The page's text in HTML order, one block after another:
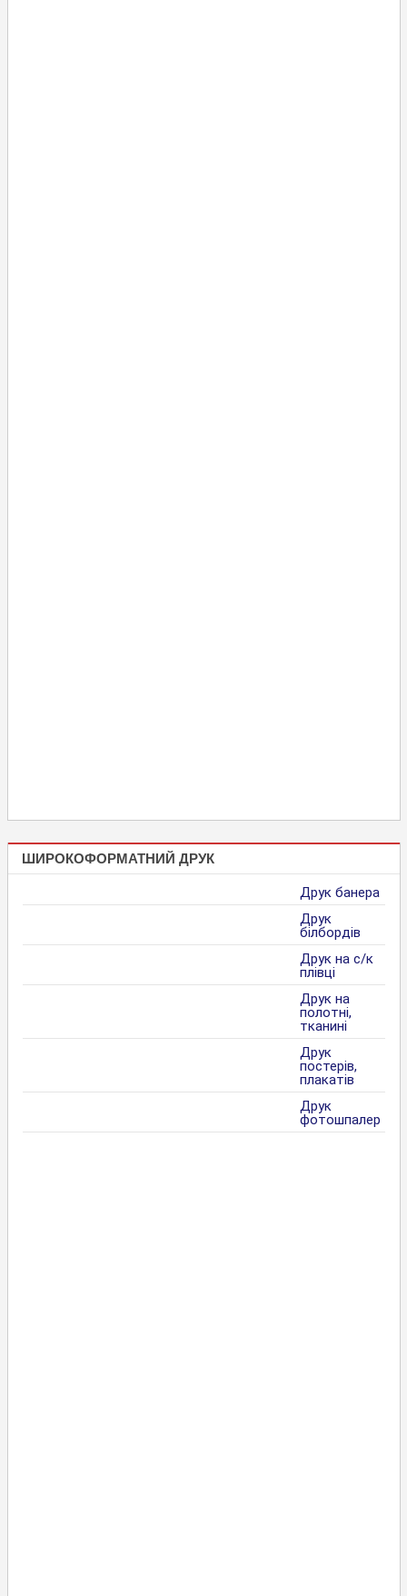
ШИРОКОФОРМАТНИЙ ДРУК
Друк банера
Друк
білбордів
Друк на с/к
плівці
Друк на
полотні,
тканині
Друк
постерів,
плакатів
Друк
фотошпалер